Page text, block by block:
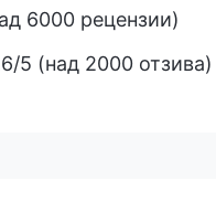
6000 рецензии)
5 (над 2000 отзива)